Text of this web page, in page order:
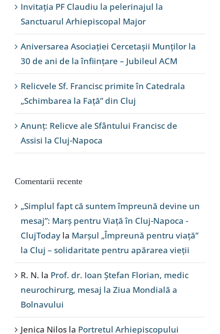
Invitația PF Claudiu la pelerinajul la
Sanctuarul Arhiepiscopal Major
Aniversarea Asociației Cercetașii Munților la
30 de ani de la înființare – Jubileul ACM
Relicvele Sf. Francisc primite în Catedrala
„Schimbarea la Față” din Cluj
Anunț: Relicve ale Sfântului Francisc de
Assisi la Cluj-Napoca
Comentarii recente
„Simplul fapt că suntem împreună devine un
mesaj”: Marș pentru Viață în Cluj-Napoca -
ClujToday la Marșul „Împreună pentru viață”
la Cluj – solidaritate pentru apărarea vieții
R. N. la Prof. dr. Ioan Ștefan Florian, medic
neurochirurg, mesaj la Ziua Mondială a
Bolnavului
Jenica Nilos la Portretul Arhiepiscopului